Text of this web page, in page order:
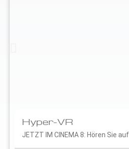
Hyper-VR
JETZT IM CINEMA 8: Hören Sie